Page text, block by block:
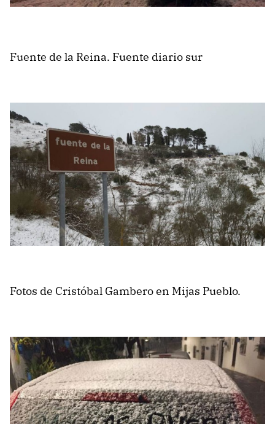
Fuente de la Reina. Fuente diario sur
Fotos de Cristóbal Gambero en Mijas Pueblo.